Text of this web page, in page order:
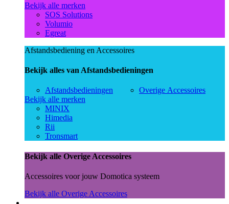
Bekijk alle merken
SOS Solutions
Volumio
Egreat
Afstandsbediening en Accessoires
Bekijk alles van Afstandsbedieningen
Afstandsbedieningen
Overige Accessoires
Bekijk alle merken
MINIX
Himedia
Rii
Tronsmart
Bekijk alle Overige Accessoires
Accessoires voor jouw Domotica systeem
Bekijk alle Overige Accessoires